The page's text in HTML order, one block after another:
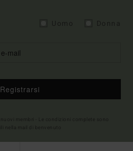
Registrarsi